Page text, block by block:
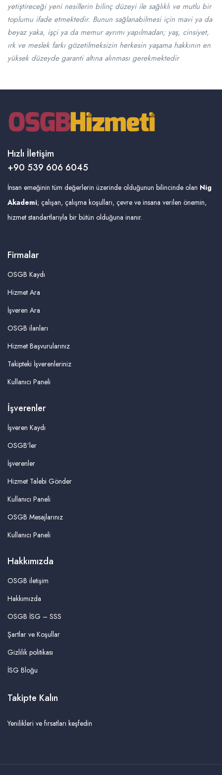
yetiştireceği yeni nesillerin bilinç düzeyi ile sağlıklı ve mutlu bir
toplumu ifade etmektedir. Bunun sağlanabilmesi için mavi ya da
beyaz yaka, işçi ya da memur ayrımı yapılmadan; yaş, cinsiyet,
ırk ve meslek farkı gözetilmeksizin herkesin yaşama hakkının en
yüksek düzeyde garanti altına alınması gerekmektedir
Hızlı İletişim
+90 539 606 6045
İnsan emeğinin tüm değerlerin üzerinde olduğunun bilincinde olan Nig
Akademi; çalışan, çalışma koşulları, çevre ve insana verilen önemin,
hizmet standartlarıyla bir bütün olduğuna inanır.
Firmalar
OSGB Kaydı
Hizmet Ara
İşveren Ara
OSGB ilanları
Hizmet Başvurularınız
Takipteki İşverenleriniz
Kullanıcı Paneli
İşverenler
İşveren Kaydı
OSGB’ler
İşverenler
Hizmet Talebi Gönder
Kullanıcı Paneli
OSGB Mesajlarınız
Kullanıcı Paneli
Hakkımızda
OSGB iletişim
Hakkımızda
OSGB İSG – SSS
Şartlar ve Koşullar
Gizlilik politikası
İSG Bloğu
Takipte Kalın
Yenilikleri ve fırsatları keşfedin